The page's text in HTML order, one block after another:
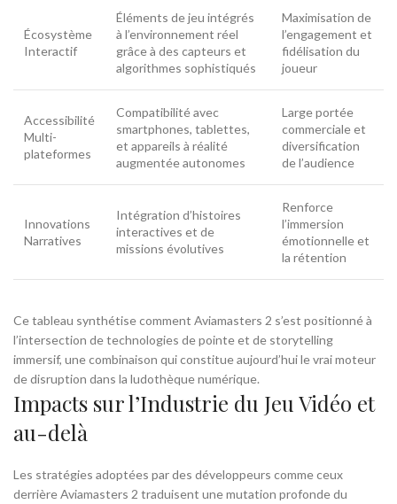
Écosystème
Interactif
Éléments de jeu intégrés
à l’environnement réel
grâce à des capteurs et
algorithmes sophistiqués
Maximisation de
l’engagement et
fidélisation du
joueur
Accessibilité
Multi-
plateformes
Compatibilité avec
smartphones, tablettes,
et appareils à réalité
augmentée autonomes
Large portée
commerciale et
diversification
de l’audience
Innovations
Narratives
Intégration d’histoires
interactives et de
missions évolutives
Renforce
l’immersion
émotionnelle et
la rétention
Ce tableau synthétise comment Aviamasters 2 s’est positionné à
l’intersection de technologies de pointe et de storytelling
immersif, une combinaison qui constitue aujourd’hui le vrai moteur
de disruption dans la ludothèque numérique.
Impacts sur l’Industrie du Jeu Vidéo et
au-delà
Les stratégies adoptées par des développeurs comme ceux
derrière Aviamasters 2 traduisent une mutation profonde du